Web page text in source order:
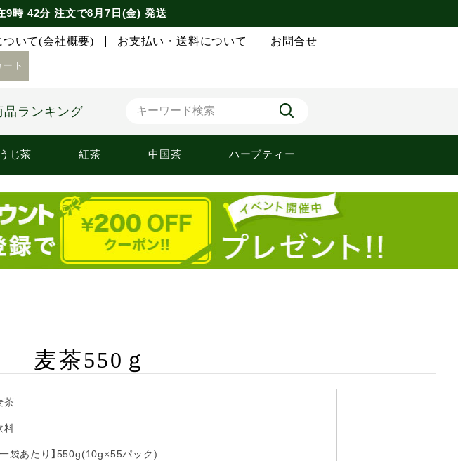
9時 42分 注文で8月7日(金) 発送
ついて(会社概要) お支払い・送料について お問合せ
ート
品ランキング
じ茶 紅茶 中国茶 ハーブティー
麦茶550ｇ
茶
料
一袋あたり】550g(10g×55パック)